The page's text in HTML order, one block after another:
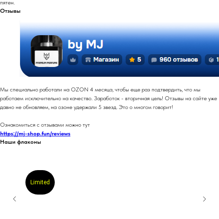
пятен.
Отзывы
Мы специально работали на OZON 4 месяца, чтобы еще раз подтвердить, что мы
работаем исключительно на качество. Заработок - вторичная цель! Отзывы на сайте уже
давно не обновляем, на озоне удержали 5 звезд. Это о многом говорит!
Ознакомиться с отзывами можно тут
https://mj-shop.fun/reviews
Наши флаконы
Limited